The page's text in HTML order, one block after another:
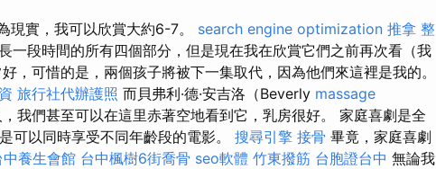
現實，我可以欣賞大約6-7。 search engine optimization 推拿 整
一段時間的所有四個部分，但是現在我在欣賞它們之前再次看（我
，可惜的是，兩個孩子將被下一集取代，因為他們來這裡是我的。
旅行社代辦護照 而貝弗利·德·安吉洛（Beverly massage
我們甚至可以在這里赤著空地看到它，乳房很好。 家庭喜劇是全
可以同時享受不同年齡段的電影。 搜尋引擎 接骨 畢竟，家庭喜劇
中養生會館 台中楓樹6街喬骨 seo軟體 竹東撥筋 台胞證台中 無論我